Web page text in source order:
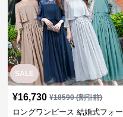
SALE
¥16,730 ¥18590(割引前)
ロングワンピース 結婚式フォー